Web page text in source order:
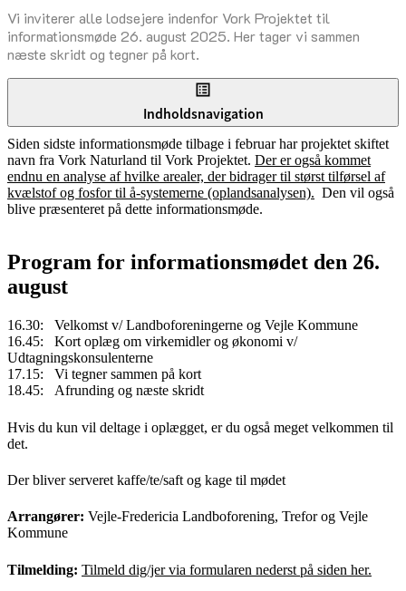
Vi inviterer alle lodsejere indenfor Vork Projektet til
informationsmøde 26. august 2025. Her tager vi sammen
næste skridt og tegner på kort.
Indholdsnavigation
Siden sidste informationsmøde tilbage i februar har projektet skiftet
navn fra Vork Naturland til Vork Projektet. Der er også kommet
endnu en analyse af hvilke arealer, der bidrager til størst tilførsel af
kvælstof og fosfor til å-systemerne (oplandsanalysen). Den vil også
blive præsenteret på dette informationsmøde.
Program for informationsmødet den 26.
august
16.30: Velkomst v/ Landboforeningerne og Vejle Kommune
16.45: Kort oplæg om virkemidler og økonomi v/
Udtagningskonsulenterne
17.15: Vi tegner sammen på kort
18.45: Afrunding og næste skridt
Hvis du kun vil deltage i oplægget, er du også meget velkommen til
det.
Der bliver serveret kaffe/te/saft og kage til mødet
Arrangører: Vejle-Fredericia Landboforening, Trefor og Vejle
Kommune
Tilmelding: Tilmeld dig/jer via formularen nederst på siden her.